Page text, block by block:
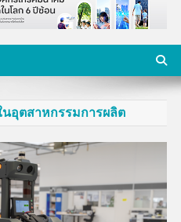
รรม
อุตสาหกรรมการผลิต